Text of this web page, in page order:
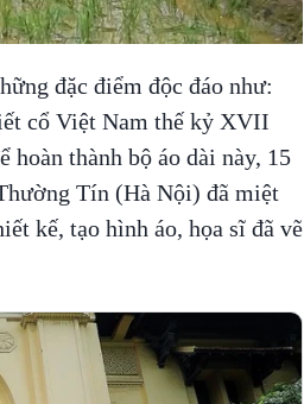
đặc điểm độc đáo như:
cổ Việt Nam thế kỷ XVII
thành bộ áo dài này, 15
Tín (Hà Nội) đã miệt
kế, tạo hình áo, họa sĩ đã vẽ